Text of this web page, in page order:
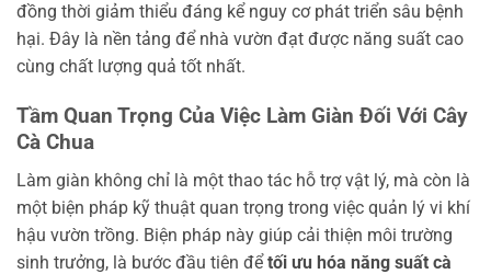
đồng thời giảm thiểu đáng kể nguy cơ phát triển sâu bệnh
hại. Đây là nền tảng để nhà vườn đạt được năng suất cao
cùng chất lượng quả tốt nhất.
Tầm Quan Trọng Của Việc Làm Giàn Đối Với Cây
Cà Chua
Làm giàn không chỉ là một thao tác hỗ trợ vật lý, mà còn là
một biện pháp kỹ thuật quan trọng trong việc quản lý vi khí
hậu vườn trồng. Biện pháp này giúp cải thiện môi trường
sinh trưởng, là bước đầu tiên đểtối ưu hóa năng suất cà